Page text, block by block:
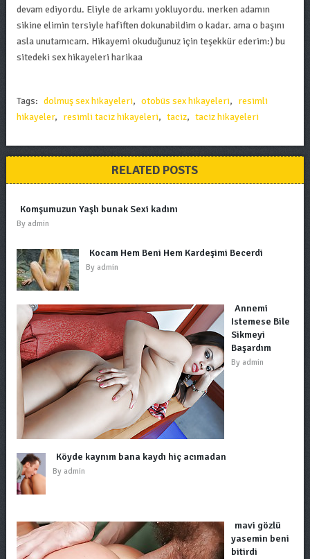
devam ediyordu. Eliyle de arkamı yokluyordu. ınerken adamın
sikine elimin tersiyle hafiften dokunabildim o kadar. ama o başını
asla unutamıcam. Hikayemi okuduğunuz için teşekkür ederim:) bu
sitedeki sex hikayeleri harikaa
Tags: dolmuş sex hikayeleri, otobüs sex hikayeleri, resimli
hikayeler, resimli taciz hikayeleri, taciz, taciz hikayeleri
RELATED POSTS
Komşumuzun Yaşlı bunak Sexi kadını
By admin
Kocam Hem Beni Hem Kardeşimi Becerdi
By admin
Annemi
Istemese Bile
Sikmeyi
Başardım
By admin
Köyde kaynım bana kaydı hiç acımadan
By admin
mavi gözlü
yasemin beni
bitirdi